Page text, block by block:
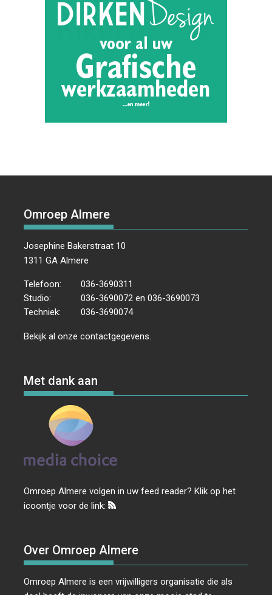
Omroep Almere
Josephine Bakerstraat 10
1311 GA Almere
Telefoon:
036-3690311
Studio:
036-3690072 en 036-3690073
Techniek:
036-3690074
Bekijk al onzecontactgegevens
Met dank aan
Omroep Almere volgen in uw feed reader? Klik op het
icoontje voor de link:
Over Omroep Almere
Omroep Almere is een vrijwilligers organisatie die als